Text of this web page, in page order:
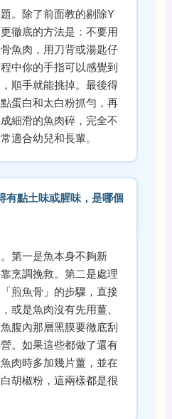
。除了前面教的剔除Y
徹底的方法是：不要用
魚肉，用刀背或湯匙仔
中你的手指可以感覺到
順手就能挑掉。最後得
蛋白和太白粉抓勻，再
細滑的魚肉碎，完全不
適合幼兒和長輩。
有點土味或腥味，是哪個
第一是魚本身不夠新
烹調挽救。第二是處理
煎魚骨」的步驟，直接
或是魚肉沒有先用薑、
腹內那層黑膜要徹底刮
。如果這些都做了還有
肉時多加幾片薑，並在
胡椒粉，這兩樣都是很